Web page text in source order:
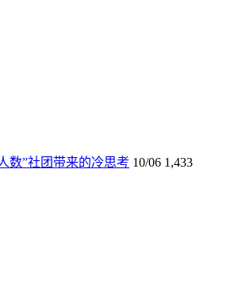
数”社团带来的冷思考 10/06 1,433